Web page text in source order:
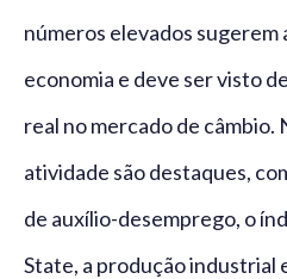
números elevados sugerem
economia e deve ser visto
real no mercado de câmbio.
atividade são destaques,
de auxílio-desemprego, o
State, a produção industrial